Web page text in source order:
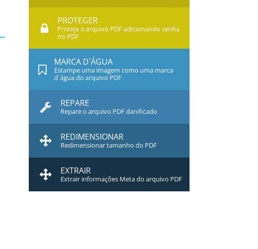
PROTEGER
Proteja o arquivo PDF adicionando senha
no PDF
MARCA D`ÁGUA
Estampe uma imagem como uma marca
d`água do arquivo PDF
REPARE
Repare o arquivo PDF danificado
REDIMENSIONAR
Redimensionar tamanho do PDF
EXTRAIR
Extrair informações Meta do arquivo PDF